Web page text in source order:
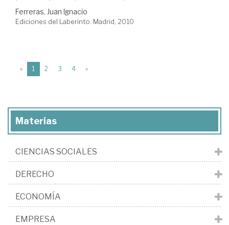
Ferreras, Juan Ignacio
Ediciones del Laberinto. Madrid, 2010
« 1 (current)
2 3 4 »
Materias
CIENCIAS SOCIALES
DERECHO
ECONOMÍA
EMPRESA